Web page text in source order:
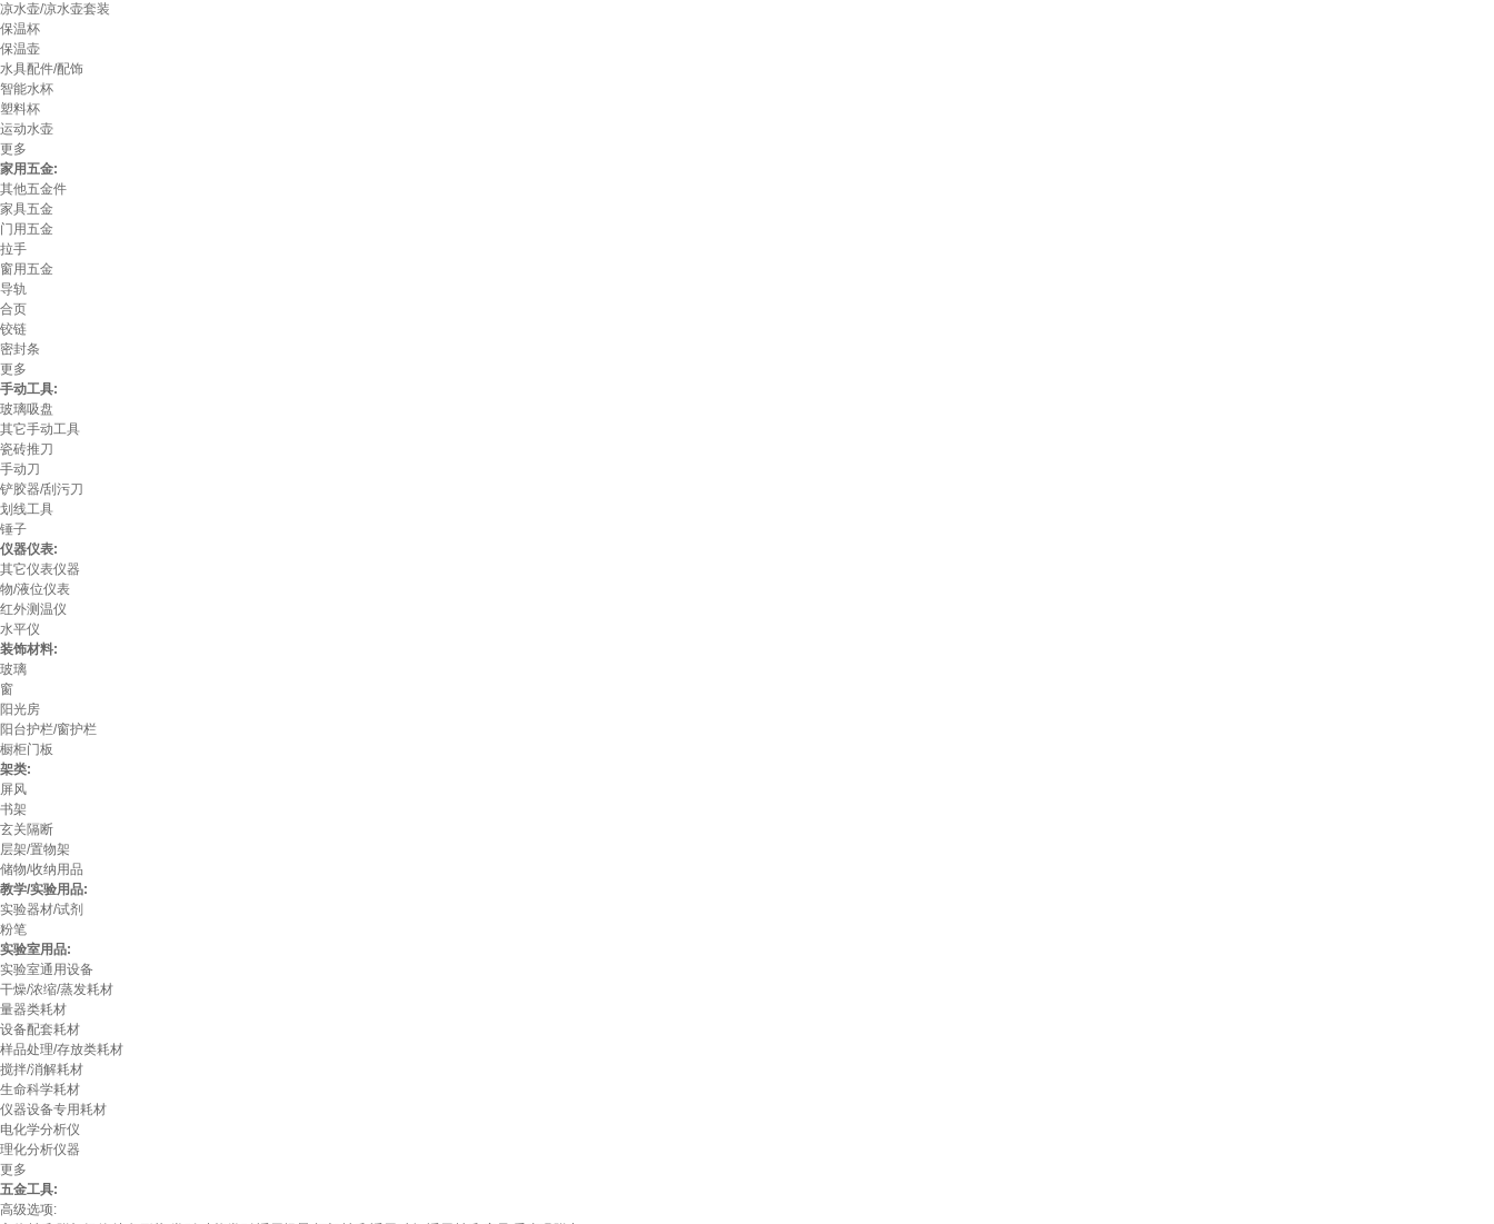
凉水壶/凉水壶套装
保温杯
保温壶
水具配件/配饰
智能水杯
塑料杯
运动水壶
更多
家用五金:
其他五金件
家具五金
门用五金
拉手
窗用五金
导轨
合页
铰链
密封条
更多
手动工具:
玻璃吸盘
其它手动工具
瓷砖推刀
手动刀
铲胶器/刮污刀
划线工具
锤子
仪器仪表:
其它仪表仪器
物/液位仪表
红外测温仪
水平仪
装饰材料:
玻璃
窗
阳光房
阳台护栏/窗护栏
橱柜门板
架类:
屏风
书架
玄关隔断
层架/置物架
储物/收纳用品
教学/实验用品:
实验器材/试剂
粉笔
实验室用品:
实验室通用设备
干燥/浓缩/蒸发耗材
量器类耗材
设备配套耗材
样品处理/存放类耗材
搅拌/消解耗材
生命科学耗材
仪器设备专用耗材
电化学分析仪
理化分析仪器
更多
五金工具:
高级选项: